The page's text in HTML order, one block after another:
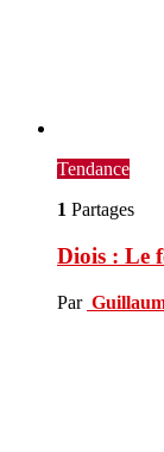
Tendance
1 Partages
Diois : Le
Par